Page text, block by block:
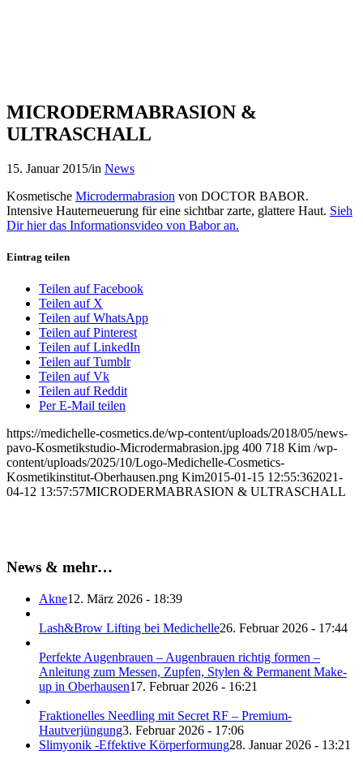
MICRODERMABRASION &
ULTRASCHALL
15. Januar 2015/in News
Kosmetische Microdermabrasion von DOCTOR BABOR.
Intensive Hauterneuerung für eine sichtbar zarte, glattere Haut. Sieh
Dir hier das Informationsvideo von Babor an.
Eintrag teilen
Teilen auf Facebook
Teilen auf X
Teilen auf WhatsApp
Teilen auf Pinterest
Teilen auf LinkedIn
Teilen auf Tumblr
Teilen auf Vk
Teilen auf Reddit
Per E-Mail teilen
https://medichelle-cosmetics.de/wp-content/uploads/2018/05/news-
pavo-Kosmetikstudio-Microdermabrasion.jpg 400 718 Kim /wp-
content/uploads/2025/10/Logo-Medichelle-Cosmetics-
Kosmetikinstitut-Oberhausen.png Kim2015-01-15 12:55:362021-
04-12 13:57:57MICRODERMABRASION & ULTRASCHALL
News & mehr…
Akne12. März 2026 - 18:39
Lash&Brow Lifting bei Medichelle26. Februar 2026 - 17:44
Perfekte Augenbrauen – Augenbrauen richtig formen –
Anleitung zum Messen, Zupfen, Stylen & Permanent Make-
up in Oberhausen17. Februar 2026 - 16:21
Fraktionelles Needling mit Secret RF – Premium-
Hautverjüngung3. Februar 2026 - 17:06
Slimyonik -Effektive Körperformung28. Januar 2026 - 13:21